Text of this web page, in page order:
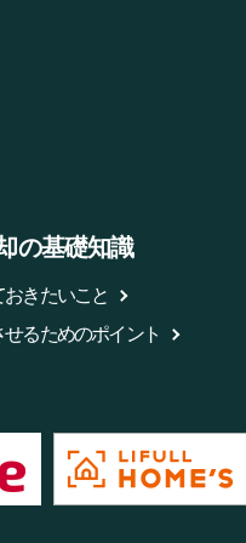
の基礎知識
きたいこと
るためのポイント